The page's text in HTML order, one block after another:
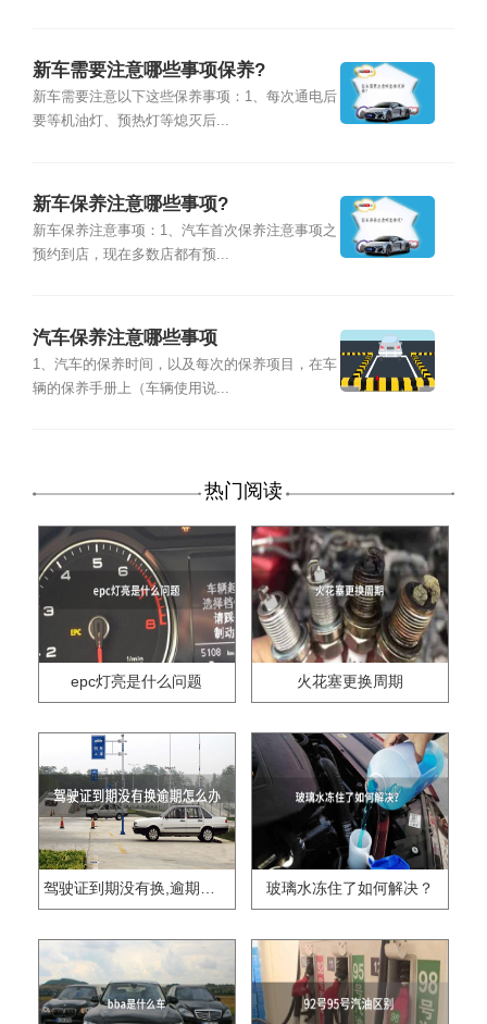
新车需要注意哪些事项保养?
新车需要注意以下这些保养事项：1、每次通电后
要等机油灯、预热灯等熄灭后...
新车保养注意哪些事项?
新车保养注意事项：1、汽车首次保养注意事项之
预约到店，现在多数店都有预...
汽车保养注意哪些事项
1、汽车的保养时间，以及每次的保养项目，在车
辆的保养手册上（车辆使用说...
热门阅读
epc灯亮是什么问题 火花塞更换周期
驾驶证到期没有换,逾期怎么办?? 玻璃水冻住了如何解决？